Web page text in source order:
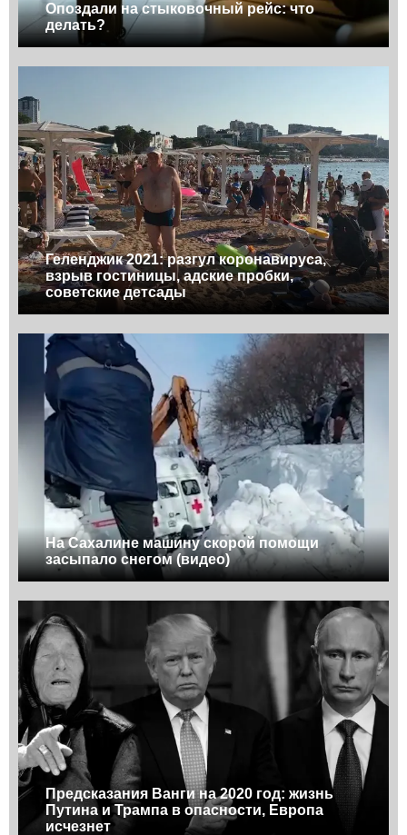
Опоздали на стыковочный рейс: что
делать?
Геленджик 2021: разгул коронавируса,
взрыв гостиницы, адские пробки,
советские детсады
На Сахалине машину скорой помощи
засыпало снегом (видео)
Предсказания Ванги на 2020 год: жизнь
Путина и Трампа в опасности, Европа
исчезнет